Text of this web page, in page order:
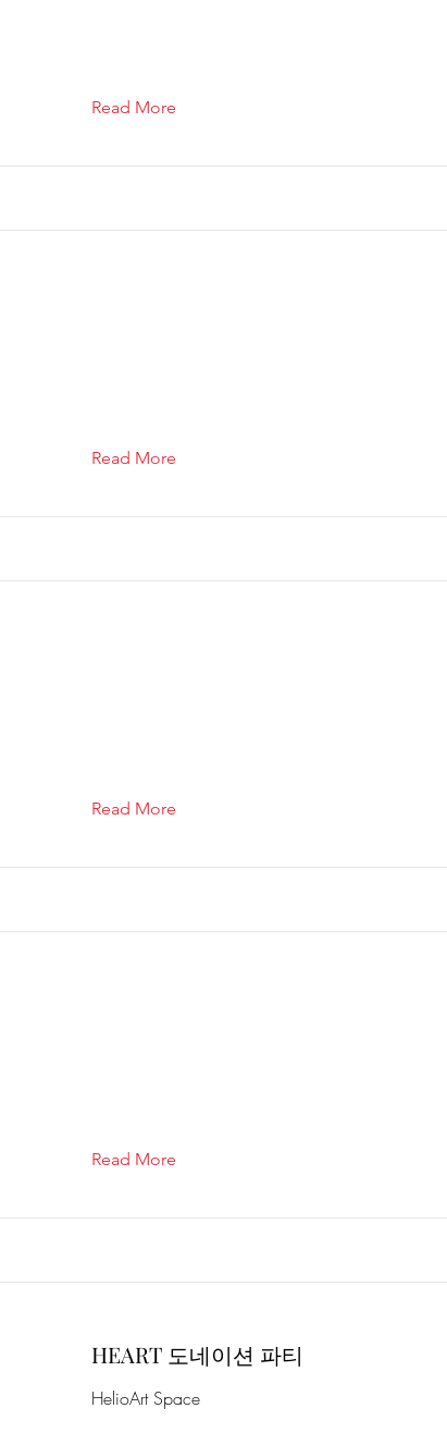
Read More
Read More
Read More
Read More
HEART 도네이션 파티
HelioArt Space